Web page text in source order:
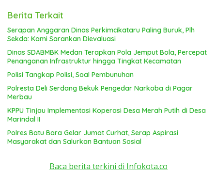
Berita Terkait
Serapan Anggaran Dinas Perkimcikataru Paling Buruk, Plh
Sekda: Kami Sarankan Dievaluasi
Dinas SDABMBK Medan Terapkan Pola Jemput Bola, Percepat
Penanganan Infrastruktur hingga Tingkat Kecamatan
Polisi Tangkap Polisi, Soal Pembunuhan
Polresta Deli Serdang Bekuk Pengedar Narkoba di Pagar
Merbau
KPPU Tinjau Implementasi Koperasi Desa Merah Putih di Desa
Marindal II
Polres Batu Bara Gelar Jumat Curhat, Serap Aspirasi
Masyarakat dan Salurkan Bantuan Sosial
Baca berita terkini di Infokota.co